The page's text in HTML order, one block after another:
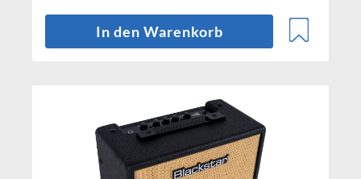
In den Warenkorb